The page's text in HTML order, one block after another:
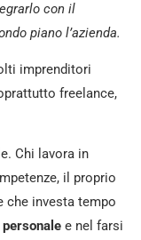
con il
piano l’azienda.
imprenditori
freelance,
Chi lavora in
il proprio
che investa tempo
e nel farsi